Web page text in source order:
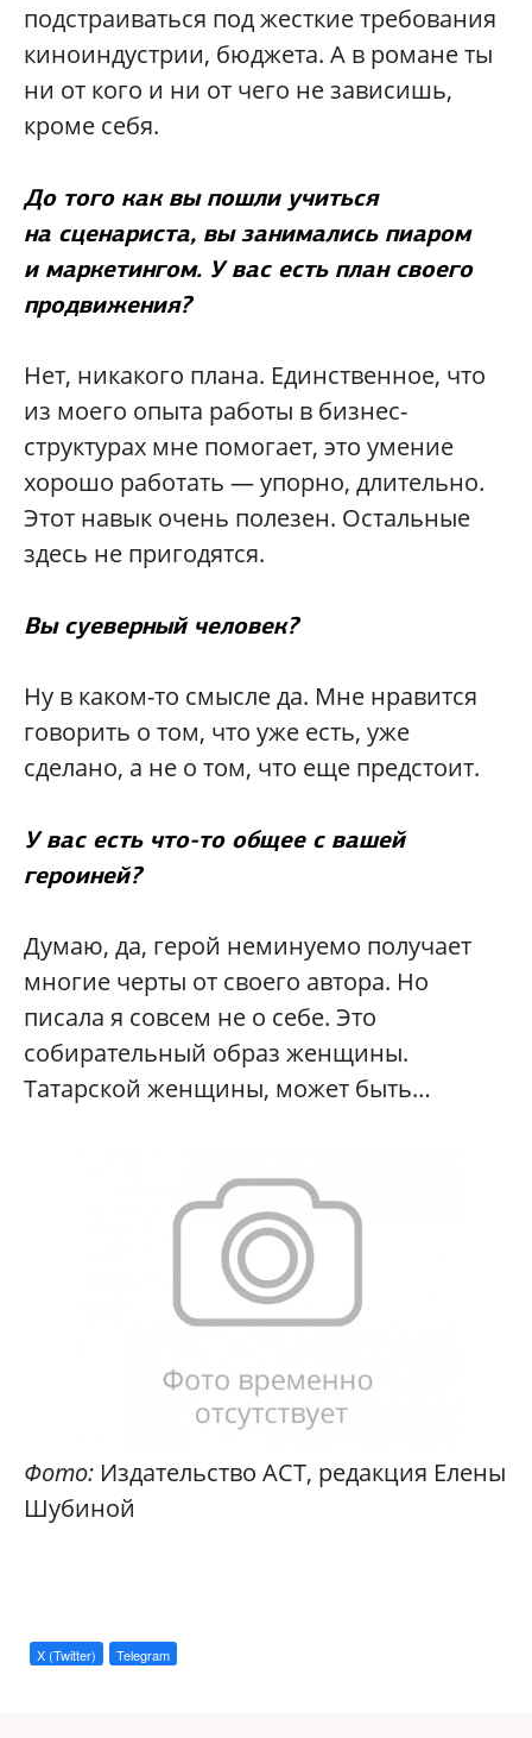
подстраиваться под жесткие требования
киноиндустрии, бюджета. А в романе ты
ни от кого и ни от чего не зависишь,
кроме себя.
До того как вы пошли учиться
на сценариста, вы занимались пиаром
и маркетингом. У вас есть план своего
продвижения?
Нет, никакого плана. Единственное, что
из моего опыта работы в бизнес-
структурах мне помогает, это умение
хорошо работать — упорно, длительно.
Этот навык очень полезен. Остальные
здесь не пригодятся.
Вы суеверный человек?
Ну в каком-то смысле да. Мне нравится
говорить о том, что уже есть, уже
сделано, а не о том, что еще предстоит.
У вас есть что-то общее с вашей
героиней?
Думаю, да, герой неминуемо получает
многие черты от своего автора. Но
писала я совсем не о себе. Это
собирательный образ женщины.
Татарской женщины, может быть…
Фото: Издательство АСТ, редакция Елены
Шубиной
X (Twitter) Telegram